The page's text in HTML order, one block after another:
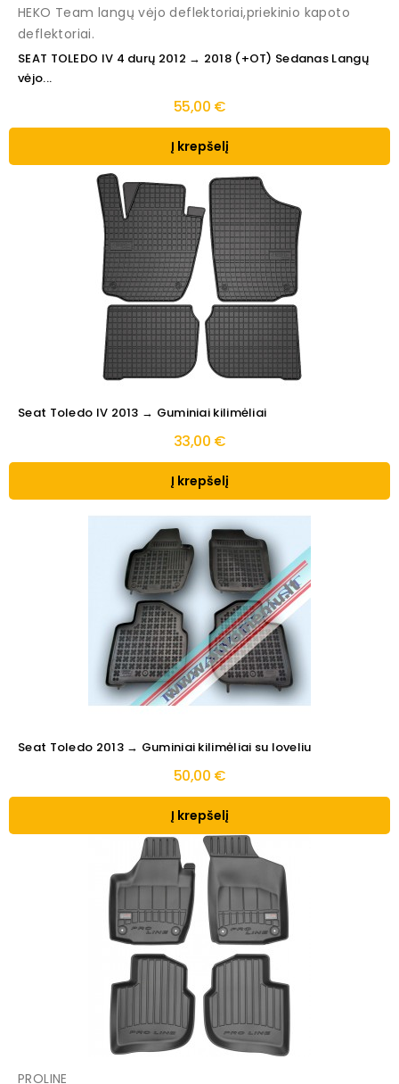
HEKO Team langų vėjo deflektoriai,priekinio kapoto
deflektoriai.
SEAT TOLEDO IV 4 durų 2012 → 2018 (+OT) Sedanas Langų
vėjo...
55,00 €
Į krepšelį
Seat Toledo IV 2013 → Guminiai kilimėliai
33,00 €
Į krepšelį
Seat Toledo 2013 → Guminiai kilimėliai su loveliu
50,00 €
Į krepšelį
PROLINE